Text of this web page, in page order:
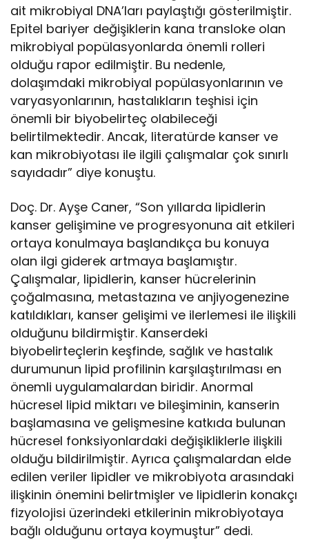
ait mikrobiyal DNA’ları paylaştığı gösterilmiştir.
Epitel bariyer değişiklerin kana transloke olan
mikrobiyal popülasyonlarda önemli rolleri
olduğu rapor edilmiştir. Bu nedenle,
dolaşımdaki mikrobiyal popülasyonlarının ve
varyasyonlarının, hastalıkların teşhisi için
önemli bir biyobelirteç olabileceği
belirtilmektedir. Ancak, literatürde kanser ve
kan mikrobiyotası ile ilgili çalışmalar çok sınırlı
sayıdadır” diye konuştu.
Doç. Dr. Ayşe Caner, “Son yıllarda lipidlerin
kanser gelişimine ve progresyonuna ait etkileri
ortaya konulmaya başlandıkça bu konuya
olan ilgi giderek artmaya başlamıştır.
Çalışmalar, lipidlerin, kanser hücrelerinin
çoğalmasına, metastazına ve anjiyogenezine
katıldıkları, kanser gelişimi ve ilerlemesi ile ilişkili
olduğunu bildirmiştir. Kanserdeki
biyobelirteçlerin keşfinde, sağlık ve hastalık
durumunun lipid profilinin karşılaştırılması en
önemli uygulamalardan biridir. Anormal
hücresel lipid miktarı ve bileşiminin, kanserin
başlamasına ve gelişmesine katkıda bulunan
hücresel fonksiyonlardaki değişikliklerle ilişkili
olduğu bildirilmiştir. Ayrıca çalışmalardan elde
edilen veriler lipidler ve mikrobiyota arasındaki
ilişkinin önemini belirtmişler ve lipidlerin konakçı
fizyolojisi üzerindeki etkilerinin mikrobiyotaya
bağlı olduğunu ortaya koymuştur” dedi.